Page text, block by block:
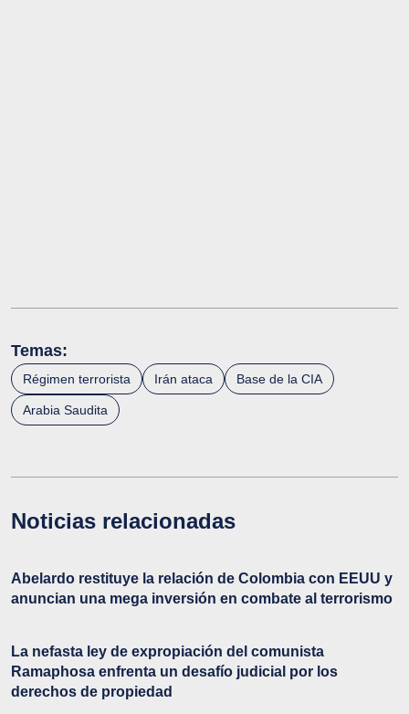
Temas:
Régimen terrorista Irán ataca Base de la CIA
Arabia Saudita
Noticias relacionadas
Abelardo restituye la relación de Colombia con EEUU y
anuncian una mega inversión en combate al terrorismo
La nefasta ley de expropiación del comunista
Ramaphosa enfrenta un desafío judicial por los
derechos de propiedad